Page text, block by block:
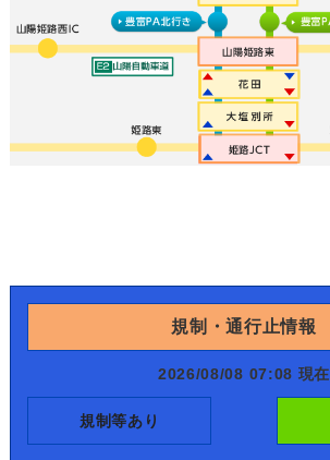
規制・通行止情報
2026/08/08 07:08 現在
規制等あり